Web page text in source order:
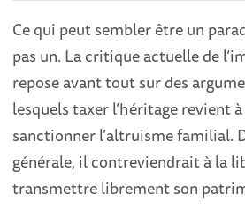
Ce qui peut sembler être un
pas un. La critique actuelle de
repose avant tout sur des
lesquels taxer l’héritage revient
sanctionner l’altruisme familial.
générale, il contreviendrait à la
transmettre librement son